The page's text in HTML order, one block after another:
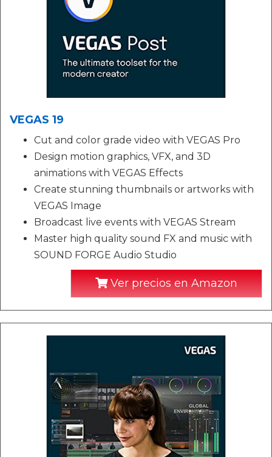
VEGAS 19
Cut and color grade video with VEGAS Pro
Design motion graphics, VFX, and 3D
animations with VEGAS Effects
Create stunning thumbnails or artworks with
VEGAS Image
Broadcast live events with VEGAS Stream
Master high quality sound FX and music with
SOUND FORGE Audio Studio
Ver precios en Amazon